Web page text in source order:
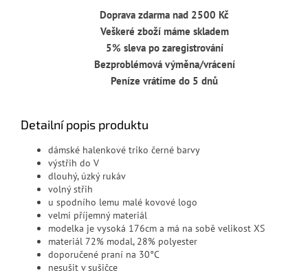
Doprava zdarma nad 2500 Kč
Veškeré zboží máme skladem
5% sleva po zaregistrování
Bezproblémová výměna/vrácení
Peníze vrátíme do 5 dnů
Detailní popis produktu
dámské halenkové triko černé barvy
výstřih do V
dlouhý, úzký rukáv
volný střih
u spodního lemu malé kovové logo
velmi příjemný materiál
modelka je vysoká 176cm a má na sobě velikost XS
materiál 72% modal, 28% polyester
doporučené praní na 30°C
nesušit v sušičce